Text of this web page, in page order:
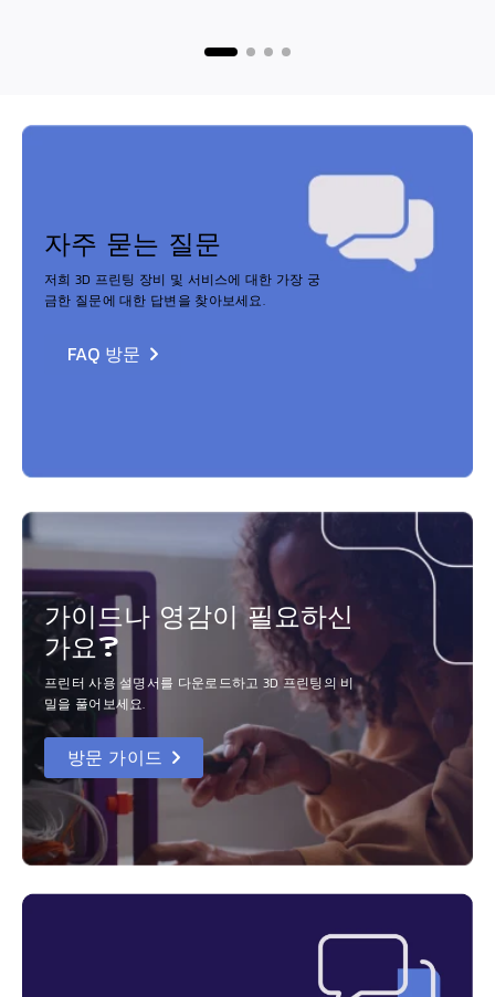
자주 묻는 질문
저희 3D 프린팅 장비 및 서비스에 대한 가장 궁
금한 질문에 대한 답변을 찾아보세요.
FAQ 방문
가이드나 영감이 필요하신
가요?
프린터 사용 설명서를 다운로드하고 3D 프린팅의 비
밀을 풀어보세요.
방문 가이드